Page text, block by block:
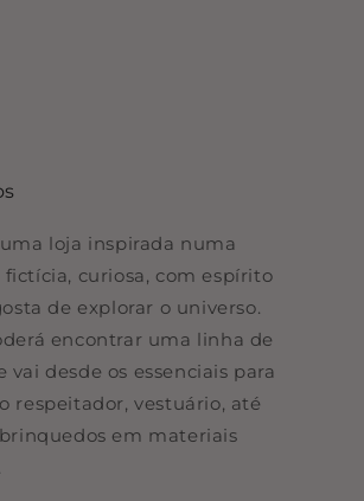
loja inspirada numa
curiosa, com espírito
de explorar o universo.
encontrar uma linha de
vai desde os essenciais para
respeitador, vestuário, até
em materiais